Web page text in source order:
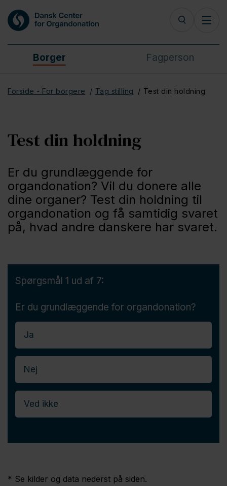
Borger Fagperson
Forside - For borgere Tag stilling Test din holdning
Test din holdning
Er du grundlæggende for
organdonation? Vil du donere alle
dine organer? Test din holdning til
organdonation og få samtidig svaret
på, hvad andre danskere har svaret.
Spørgsmål 1 af 7
Spørgsmål 1 ud af 7:
Er du grundlæggende for organdonation?
Ja
Nej
Ved ikke
* Se kilder og data nederst på siden.